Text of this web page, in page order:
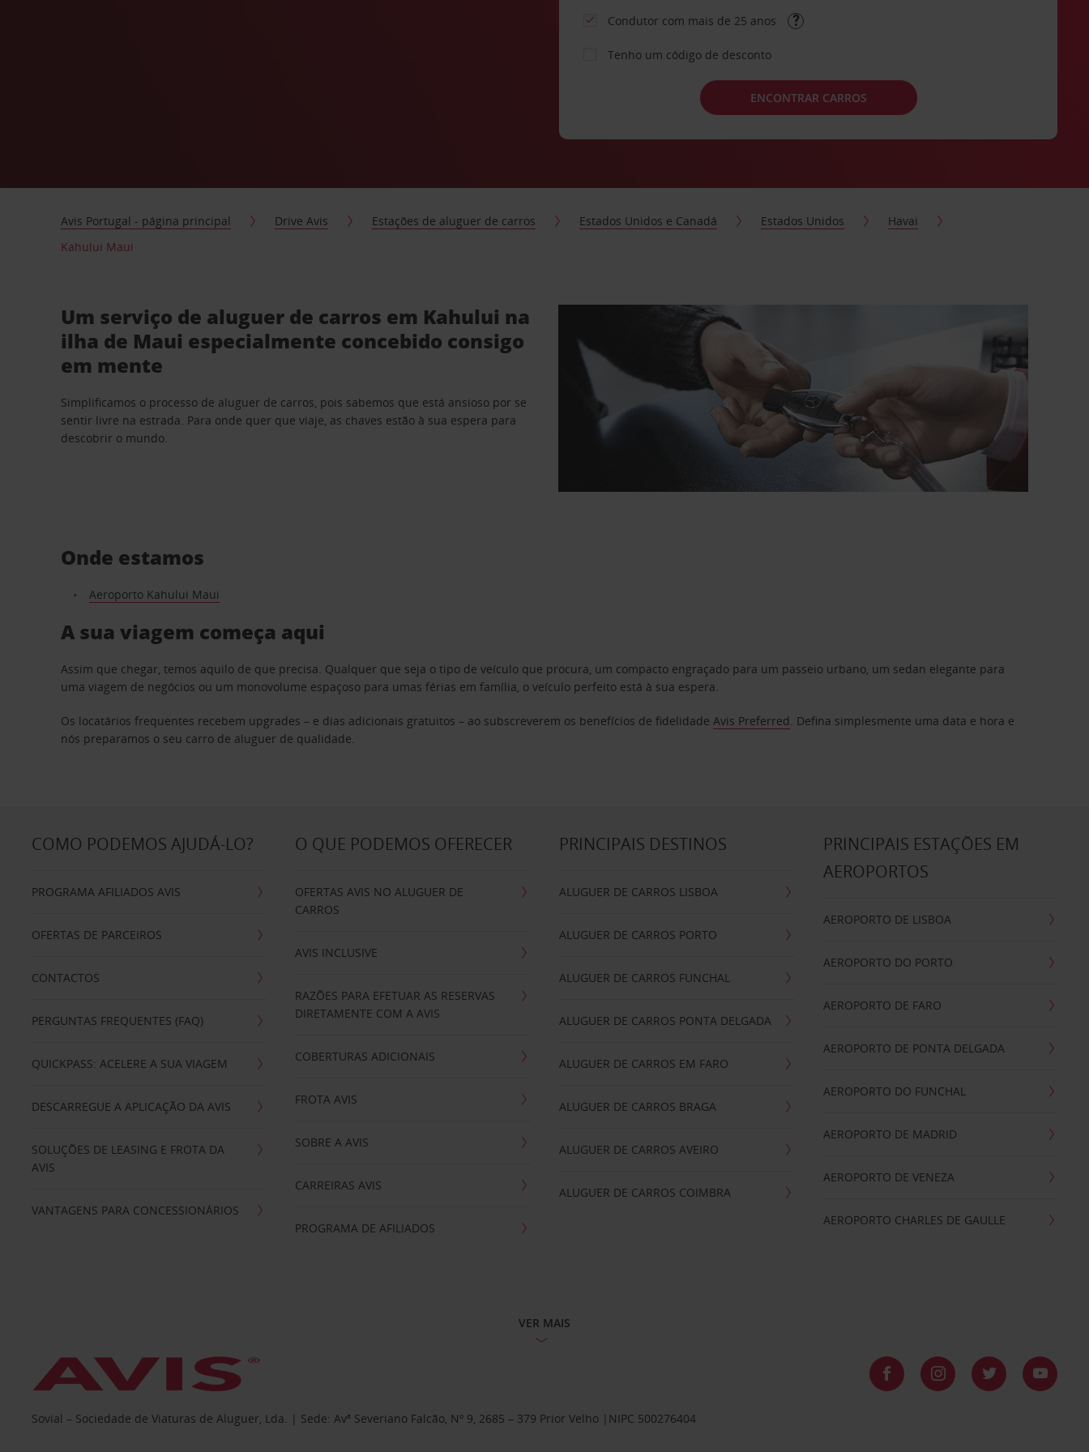
Condutor com mais de 25 anos
Tenho um código de desconto
ENCONTRAR CARROS
Avis Portugal - página principal Drive Avis Estações de aluguer de carros Estados Unidos e Canadá Estados Unidos
Havai
Kahului Maui
Um serviço de aluguer de carros em Kahului na
ilha de Maui especialmente concebido consigo
em mente
Simplificamos o processo de aluguer de carros, pois sabemos que está ansioso por se
sentir livre na estrada. Para onde quer que viaje, as chaves estão à sua espera para
descobrir o mundo.
Onde estamos
Aeroporto Kahului Maui
A sua viagem começa aqui
Assim que chegar, temos aquilo de que precisa. Qualquer que seja o tipo de veículo que procura, um compacto engraçado para um passeio urbano, um sedan elegante para
uma viagem de negócios ou um monovolume espaçoso para umas férias em família, o veículo perfeito está à sua espera.
Os locatários frequentes recebem upgrades – e dias adicionais gratuitos – ao subscreverem os benefícios de fidelidadeAvis Preferred. Defina simplesmente uma data e hora e
nós preparamos o seu carro de aluguer de qualidade.
COMO PODEMOS AJUDÁ-LO?
PROGRAMA AFILIADOS AVIS
OFERTAS DE PARCEIROS
CONTACTOS
PERGUNTAS FREQUENTES (FAQ)
QUICKPASS: ACELERE A SUA VIAGEM
DESCARREGUE A APLICAÇÃO DA AVIS
SOLUÇÕES DE LEASING E FROTA DA
AVIS
VANTAGENS PARA CONCESSIONÁRIOS
O QUE PODEMOS OFERECER
OFERTAS AVIS NO ALUGUER DE
CARROS
AVIS INCLUSIVE
RAZÕES PARA EFETUAR AS RESERVAS
DIRETAMENTE COM A AVIS
COBERTURAS ADICIONAIS
FROTA AVIS
SOBRE A AVIS
CARREIRAS AVIS
PROGRAMA DE AFILIADOS
PRINCIPAIS DESTINOS
ALUGUER DE CARROS LISBOA
ALUGUER DE CARROS PORTO
ALUGUER DE CARROS FUNCHAL
ALUGUER DE CARROS PONTA DELGADA
ALUGUER DE CARROS EM FARO
ALUGUER DE CARROS BRAGA
ALUGUER DE CARROS AVEIRO
ALUGUER DE CARROS COIMBRA
PRINCIPAIS ESTAÇÕES EM
AEROPORTOS
AEROPORTO DE LISBOA
AEROPORTO DO PORTO
AEROPORTO DE FARO
AEROPORTO DE PONTA DELGADA
AEROPORTO DO FUNCHAL
AEROPORTO DE MADRID
AEROPORTO DE VENEZA
AEROPORTO CHARLES DE GAULLE
VER MAIS
Sovial – Sociedade de Viaturas de Aluguer, Lda. | Sede: Avª Severiano Falcão, Nº 9, 2685 – 379 Prior Velho |NIPC 500276404